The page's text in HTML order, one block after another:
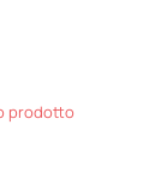
prodotto